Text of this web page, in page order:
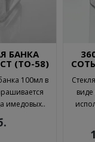
БАНКА
(ТО-58)
100мл в
имедовых..